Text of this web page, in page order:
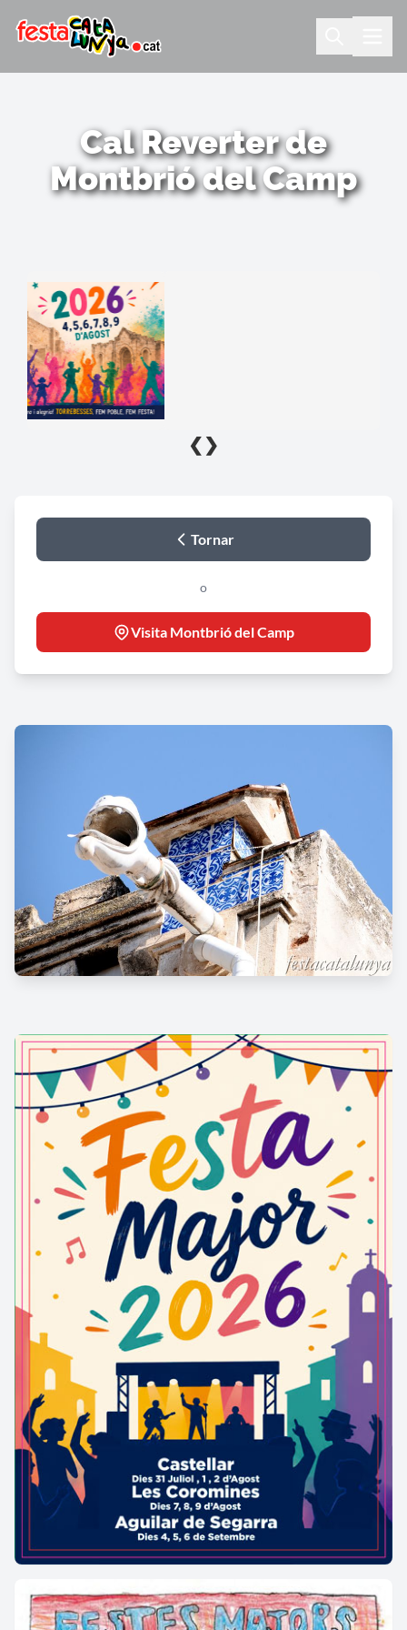
Cal Reverter de
Montbrió del Camp
❮ ❯
Tornar
o
Visita Montbrió del Camp